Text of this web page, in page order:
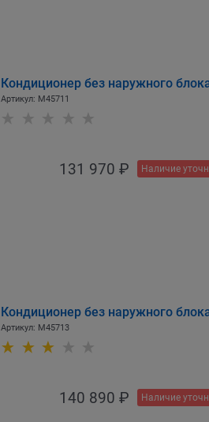
Кондиционер без наружного
Артикул: M45711
131 970 ₽ Наличие
Кондиционер без наружного
Артикул: M45713
140 890 ₽ Наличие